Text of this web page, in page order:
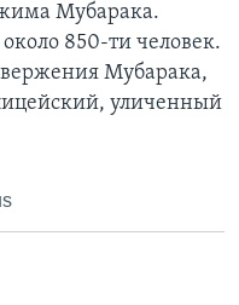
Мубарака.
850-ти человек.
Мубарака,
уличенный